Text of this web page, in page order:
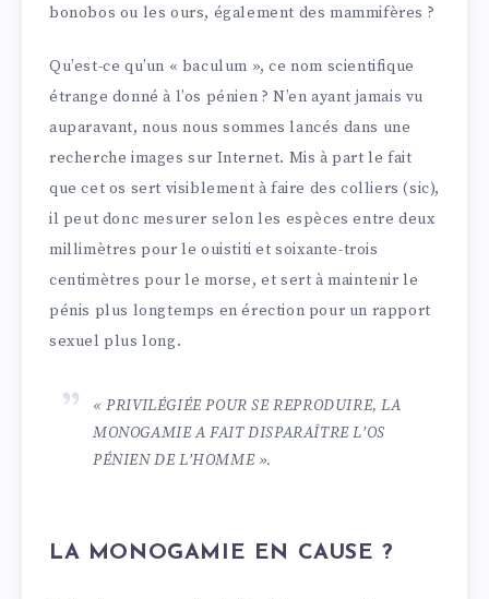
bonobos ou les ours, également des mammifères ?
Qu’est-ce qu’un « baculum », ce nom scientifique
étrange donné à l’os pénien ? N’en ayant jamais vu
auparavant, nous nous sommes lancés dans une
recherche images sur Internet. Mis à part le fait
que cet os sert visiblement à faire des colliers (sic),
il peut donc mesurer selon les espèces entre deux
millimètres pour le ouistiti et soixante-trois
centimètres pour le morse, et sert à maintenir le
pénis plus longtemps en érection pour un rapport
sexuel plus long.
« PRIVILÉGIÉE POUR SE REPRODUIRE, LA
MONOGAMIE A FAIT DISPARAÎTRE L’OS
PÉNIEN DE L’HOMME ».
LA MONOGAMIE EN CAUSE ?